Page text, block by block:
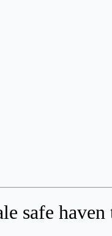
safe haven